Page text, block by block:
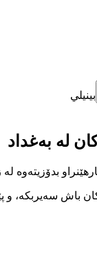
بينيلي
لە بەغداد
بدۆزیتەوە
باش سەیربکە، و